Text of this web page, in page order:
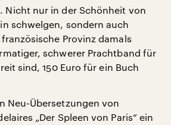
Nicht nur in der Schönheit von
schwelgen, sondern auch
Provinz damals
schwerer Prachtband für
sind, 150 Euro für ein Buch
Neu-Übersetzungen von
„Der Spleen von Paris“ ein